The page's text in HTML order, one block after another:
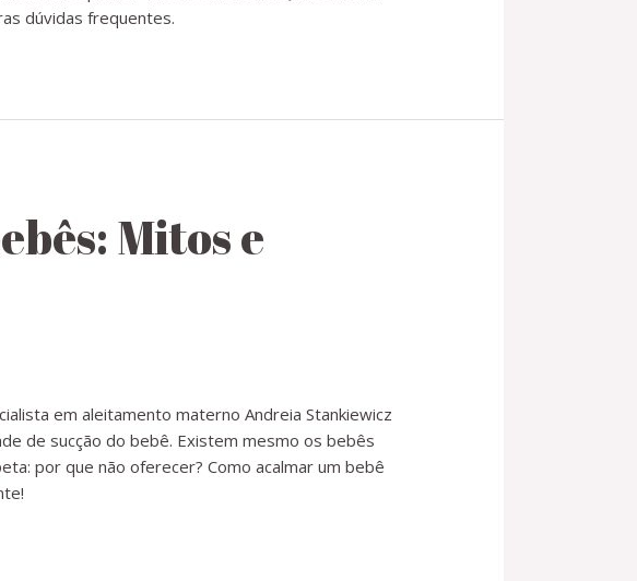
dúvidas frequentes.
Mitos e
em aleitamento materno Andreia Stankiewicz
de sucção do bebê. Existem mesmo os bebês
por que não oferecer? Como acalmar um bebê